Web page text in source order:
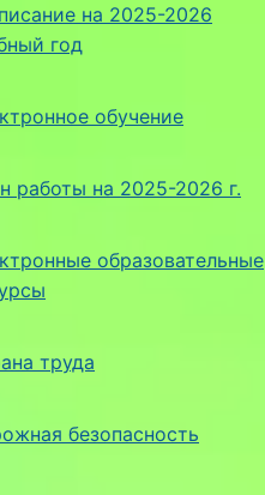
на 2025-2026
год
обучение
работы на 2025-2026 г.
образовательные
труда
безопасность